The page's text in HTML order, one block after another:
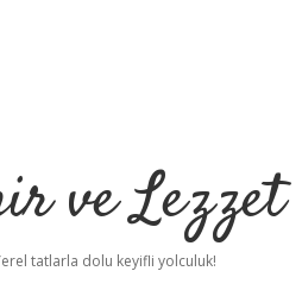
ve Lezzet
tatlarla dolu keyifli yolculuk!